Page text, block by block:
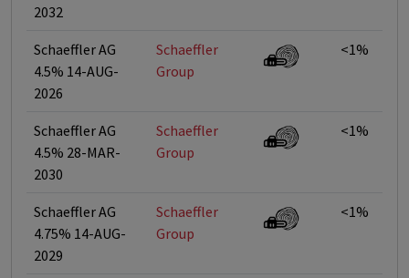
2032
Schaeffler AG
4.5% 14-AUG-
2026
Schaeffler
Group
<1%
Schaeffler AG
4.5% 28-MAR-
2030
Schaeffler
Group
<1%
Schaeffler AG
4.75% 14-AUG-
2029
Schaeffler
Group
<1%